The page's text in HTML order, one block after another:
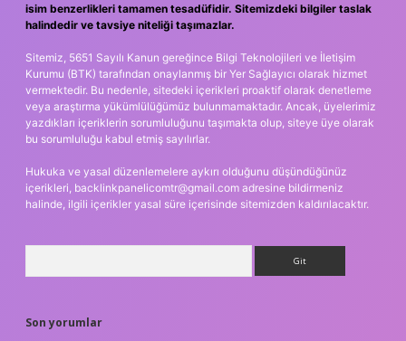
isim benzerlikleri tamamen tesadüfidir. Sitemizdeki bilgiler taslak
halindedir ve tavsiye niteliği taşımazlar.
Sitemiz, 5651 Sayılı Kanun gereğince Bilgi Teknolojileri ve İletişim
Kurumu (BTK) tarafından onaylanmış bir Yer Sağlayıcı olarak hizmet
vermektedir. Bu nedenle, sitedeki içerikleri proaktif olarak denetleme
veya araştırma yükümlülüğümüz bulunmamaktadır. Ancak, üyelerimiz
yazdıkları içeriklerin sorumluluğunu taşımakta olup, siteye üye olarak
bu sorumluluğu kabul etmiş sayılırlar.
Hukuka ve yasal düzenlemelere aykırı olduğunu düşündüğünüz
içerikleri, backlinkpanelicomtr@gmail.com adresine bildirmeniz
halinde, ilgili içerikler yasal süre içerisinde sitemizden kaldırılacaktır.
Son yorumlar